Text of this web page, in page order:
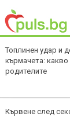
Топлинен удар и
кърмачета:
родителите
Кървене след